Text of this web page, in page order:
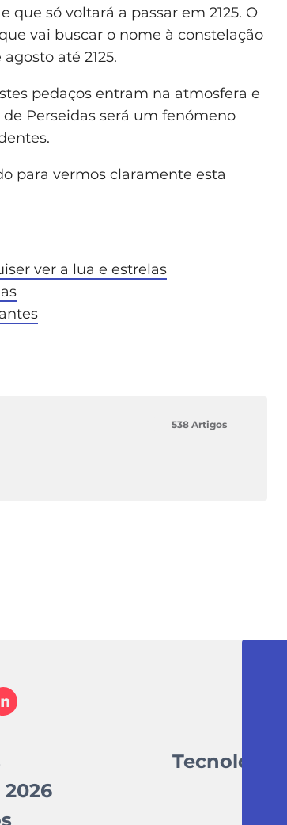
que só voltará a passar em 2125. O
vai buscar o nome à constelação
até 2125.
pedaços entram na atmosfera e
Perseidas será um fenómeno
para vermos claramente esta
ver a lua e estrelas
538 Artigos
Tecnologia